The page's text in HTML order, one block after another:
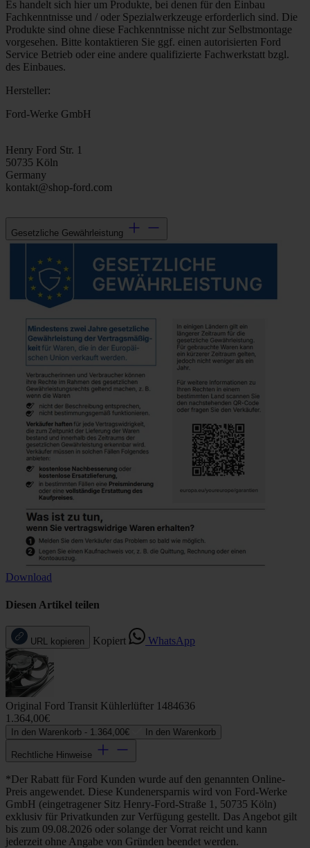
Es handelt sich hier um Produkte, bei denen für den Einbau
Fachkenntnisse und / oder Spezialwerkzeuge erforderlich sind. Die
Produkte sind ohne diese Fachkenntnisse nicht zur Selbstmontage
vorgesehen. Bitte kontaktieren Sie ggf. einen autorisierten Ford
Service Betrieb oder eine andere qualifizierte Fachwerkstatt bzgl.
des Einbaues.
Hersteller:
Ford-Werke GmbH
Henry Ford Str. 1
50735 Köln
Germany
kontakt@shop-ford.com
Gesetzliche Gewährleistung
Download
Diesen Artikel teilen
URL kopieren Kopiert WhatsApp
Original Ford Transit Kühlerlüfter 1484636
1.364,00€
In den Warenkorb - 1.364,00€ In den Warenkorb
Rechtliche Hinweise
*Der Rabatt für Ford Kunden wurde auf den genannten Online-
Preis angewendet. Diese Kundenersparnis wird von Ford-Werke
GmbH (eingetragener Sitz Henry-Ford-Straße 1, 50735 Köln)
exklusiv für Privatkunden zur Verfügung gestellt. Das Angebot gilt
bis zum 09.08.2026 oder solange der Vorrat reicht und kann
jederzeit ohne Angabe von Gründen beendet werden.